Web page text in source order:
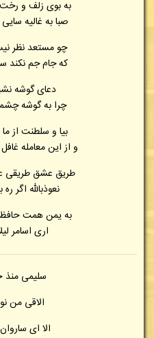
به بوی زلف و
صبا به غالیه
چو مستعد نظر
که جام جم
دعای گوشه
چرا به گوشه
بیا و سلطنت از
و از این معامله
طریق عشق
نعوذبالله اگر
به یمن همت
اری اسامر
سلیمی منذ
الاقی من
الا ای